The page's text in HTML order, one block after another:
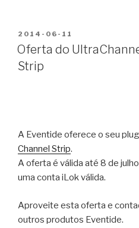
PUBLICADO
EM
2014-06-11
Oferta do
Strip
A Eventide oferece o seu
Channel Strip.
A oferta é válida até 8 de
uma conta iLok válida.
Aproveite esta oferta e
outros produtos Eventide.